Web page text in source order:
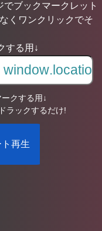
ブックマークレット
くワンクリックでそ
する用↓
クする用↓
ラックするだけ!
再生